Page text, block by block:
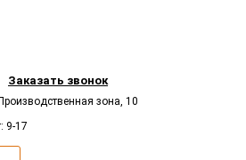
Заказать звонок
зона, 10
9-17